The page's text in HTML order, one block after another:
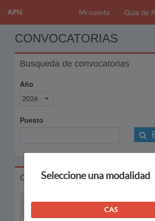
APN Mi cuenta Guia de
CONVOCATORIAS
Busqueda de convocatorias
Año
2026
Puesto
Convocatorias
Seleccione una modalidad
CAS